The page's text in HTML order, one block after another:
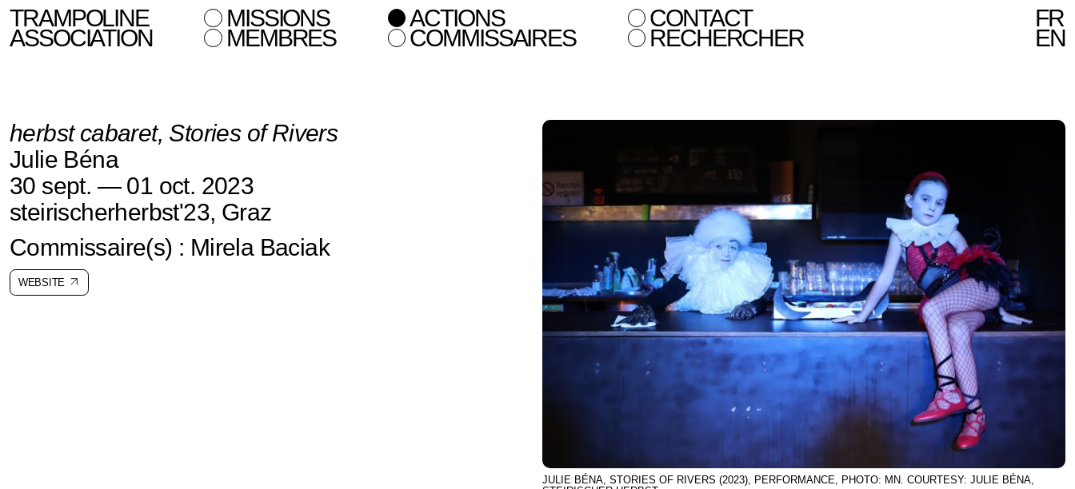
TRAMPOLINE
ASSOCIATION
MISSIONS ACTIONS CONTACT
MEMBRES COMMISSAIRES RECHERCHER
FR
EN
herbst cabaret, Stories of Rivers
Julie Béna
30 sept. — 01 oct. 2023
steirischerherbst'23, Graz
Commissaire(s) : Mirela Baciak
WEBSITE
JULIE BÉNA, STORIES OF RIVERS (2023), PERFORMANCE, PHOTO: MN. COURTESY: JULIE BÉNA,